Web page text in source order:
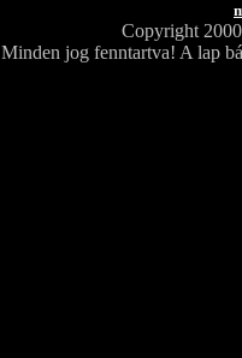
Copyright
Minden jog fenntartva! A lap